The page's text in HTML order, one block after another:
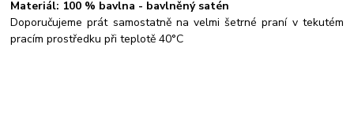
Materiál: 100 % bavlna - bavlněný satén
Doporučujeme prát samostatně na velmi šetrné praní v tekutém
pracím prostředku při teplotě 40°C